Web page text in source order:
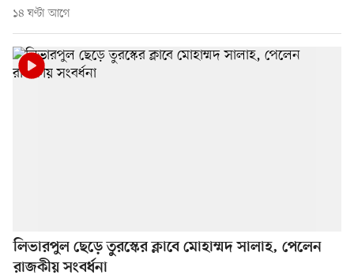
১৪ ঘণ্টা আগে
লিভারপুল ছেড়ে তুরস্কের ক্লাবে মোহাম্মদ সালাহ, পেলেন
রাজকীয় সংবর্ধনা